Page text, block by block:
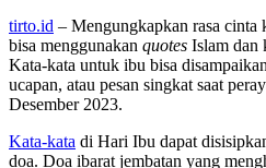
tirto.id – Mengungkapkan rasa
bisa menggunakan quotes Islam dan
Kata-kata untuk ibu bisa
ucapan, atau pesan singkat saat
Desember 2023.
Kata-kata di Hari Ibu dapat
doa. Doa ibarat jembatan yang